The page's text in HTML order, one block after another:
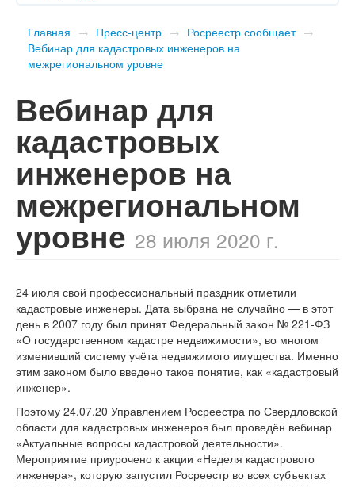
Главная → Пресс-центр → Росреестр сообщает →
Вебинар для кадастровых инженеров на
межрегиональном уровне
Вебинар для
кадастровых
инженеров на
межрегиональном
уровне 28 июля 2020 г.
24 июля свой профессиональный праздник отметили
кадастровые инженеры. Дата выбрана не случайно — в этот
день в 2007 году был принят Федеральный закон № 221-ФЗ
«О государственном кадастре недвижимости», во многом
изменивший систему учёта недвижимого имущества. Именно
этим законом было введено такое понятие, как «кадастровый
инженер».
Поэтому 24.07.20 Управлением Росреестра по Свердловской
области для кадастровых инженеров был проведён вебинар
«Актуальные вопросы кадастровой деятельности».
Мероприятие приурочено к акции «Неделя кадастрового
инженера», которую запустил Росреестр во всех субъектах